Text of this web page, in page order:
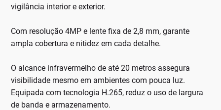
vigilância interior e exterior.
Com resolução 4MP e lente fixa de 2,8 mm, garante
ampla cobertura e nitidez em cada detalhe.
O alcance infravermelho de até 20 metros assegura
visibilidade mesmo em ambientes com pouca luz.
Equipada com tecnologia H.265, reduz o uso de largura
de banda e armazenamento.